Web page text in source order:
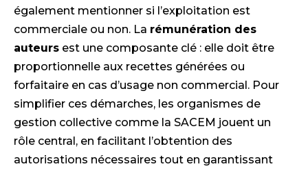
également mentionner si l’exploitation est
commerciale ou non. La rémunération des
auteurs est une composante clé : elle doit être
proportionnelle aux recettes générées ou
forfaitaire en cas d’usage non commercial. Pour
simplifier ces démarches, les organismes de
gestion collective comme la SACEM jouent un
rôle central, en facilitant l’obtention des
autorisations nécessaires tout en garantissant